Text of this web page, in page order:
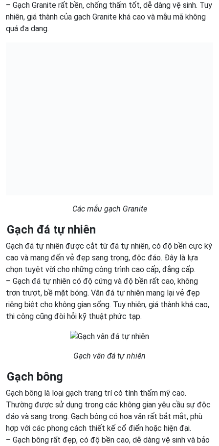
– Gạch Granite rất bền, chống thấm tốt, dễ dàng vệ sinh. Tuy
nhiên, giá thành của gạch Granite khá cao và mẫu mã không
quá đa dạng.
Các mẫu gạch Granite
Gạch đá tự nhiên
Gạch đá tự nhiên được cắt từ đá tự nhiên, có độ bền cực kỳ
cao và mang đến vẻ đẹp sang trọng, độc đáo. Đây là lựa
chọn tuyệt vời cho những công trình cao cấp, đẳng cấp.
– Gạch đá tự nhiên có độ cứng và độ bền rất cao, không
trơn trượt, bề mặt bóng. Vân đá tự nhiên mang lại vẻ đẹp
riêng biệt cho không gian sống. Tuy nhiên, giá thành khá cao,
thi công cũng đòi hỏi kỹ thuật phức tạp.
Gạch vân đá tự nhiên
Gạch bông
Gạch bông là loại gạch trang trí có tính thẩm mỹ cao.
Thường được sử dụng trong các không gian yêu cầu sự độc
đáo và sang trọng. Gạch bông có hoa văn rất bắt mắt, phù
hợp với các phong cách thiết kế cổ điển hoặc hiện đại.
– Gạch bông rất đẹp, có độ bền cao, dễ dàng vệ sinh và bảo